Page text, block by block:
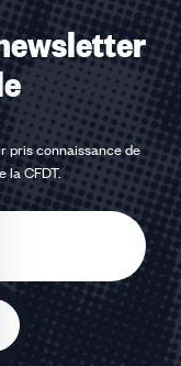
pris connaissance de
la CFDT.